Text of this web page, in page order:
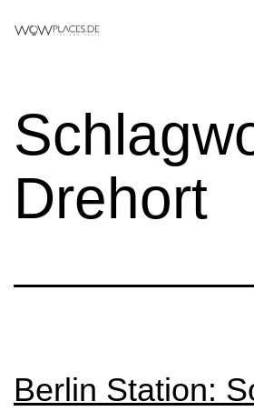
Reiseblog
Drehort
Berlin Station: